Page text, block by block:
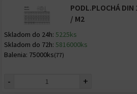
PODL.PLOCHÁ
/ M2
Skladom do 24h: 5225ks
Skladom do 72h: 5816000ks
Balenia: 75000ks(77)
- +